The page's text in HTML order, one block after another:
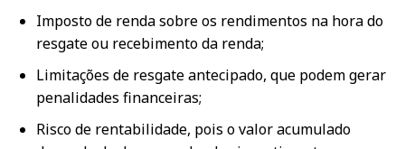
Imposto de renda sobre os rendimentos na hora do
resgate ou recebimento da renda;
Limitações de resgate antecipado, que podem gerar
penalidades financeiras;
Risco de rentabilidade, pois o valor acumulado